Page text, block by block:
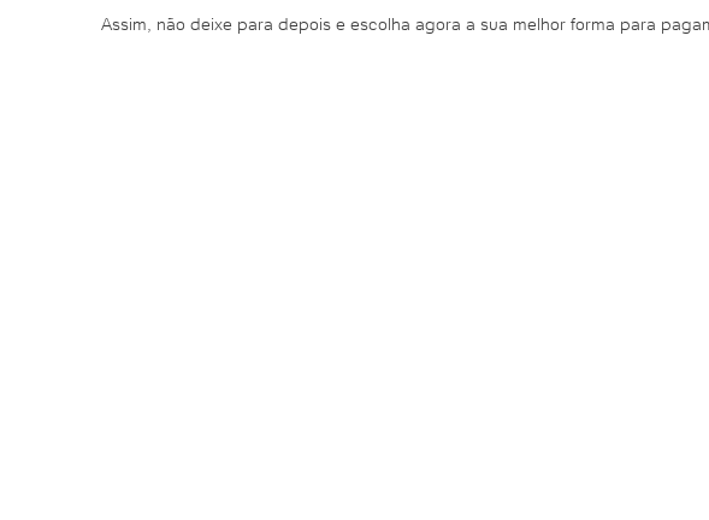
Assim, não deixe para depois e escolha agora a sua melhor forma para